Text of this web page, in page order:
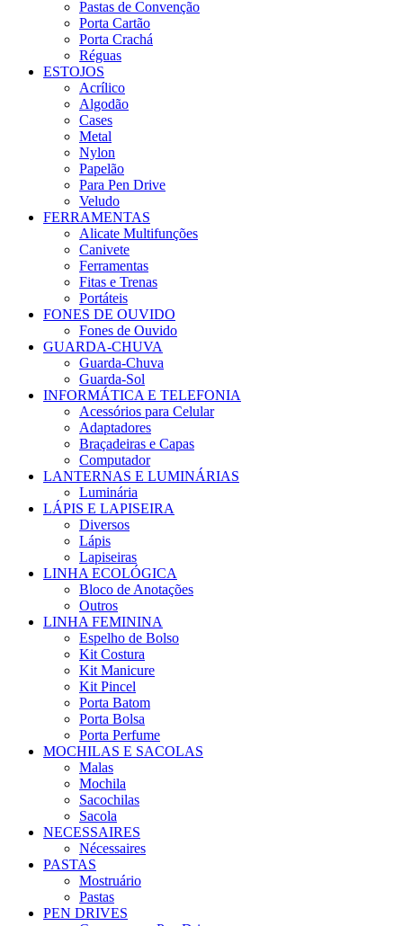
Pastas de Convenção
Porta Cartão
Porta Crachá
Réguas
ESTOJOS
Acrílico
Algodão
Cases
Metal
Nylon
Papelão
Para Pen Drive
Veludo
FERRAMENTAS
Alicate Multifunções
Canivete
Ferramentas
Fitas e Trenas
Portáteis
FONES DE OUVIDO
Fones de Ouvido
GUARDA-CHUVA
Guarda-Chuva
Guarda-Sol
INFORMÁTICA E TELEFONIA
Acessórios para Celular
Adaptadores
Braçadeiras e Capas
Computador
LANTERNAS E LUMINÁRIAS
Luminária
LÁPIS E LAPISEIRA
Diversos
Lápis
Lapiseiras
LINHA ECOLÓGICA
Bloco de Anotações
Outros
LINHA FEMININA
Espelho de Bolso
Kit Costura
Kit Manicure
Kit Pincel
Porta Batom
Porta Bolsa
Porta Perfume
MOCHILAS E SACOLAS
Malas
Mochila
Sacochilas
Sacola
NECESSAIRES
Nécessaires
PASTAS
Mostruário
Pastas
PEN DRIVES